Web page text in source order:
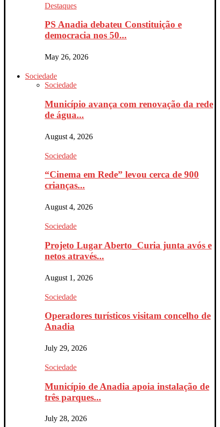
Destaques
PS Anadia debateu Constituição e
democracia nos 50...
May 26, 2026
Sociedade
Sociedade
Município avança com renovação da rede
de água...
August 4, 2026
Sociedade
“Cinema em Rede” levou cerca de 900
crianças...
August 4, 2026
Sociedade
Projeto Lugar Aberto_Curia junta avós e
netos através...
August 1, 2026
Sociedade
Operadores turísticos visitam concelho de
Anadia
July 29, 2026
Sociedade
Município de Anadia apoia instalação de
três parques...
July 28, 2026